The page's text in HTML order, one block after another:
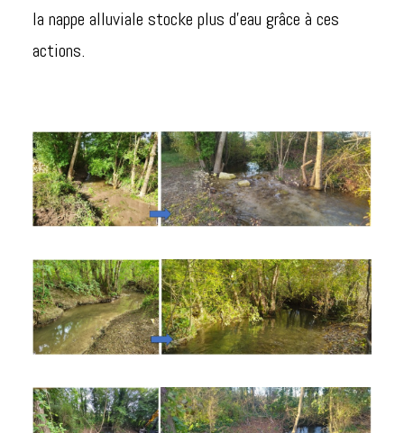
la nappe alluviale stocke plus d’eau grâce à ces
actions.